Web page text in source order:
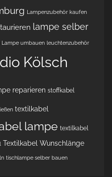
Lampenzubehör kaufen
lampe selber
Lampe umbauen leuchtenzubehör
Kölsch
reparieren stoffkabel
textilkabel
lampe textilkabel
Textilkabel Wunschlänge
tischlampe selber bauen